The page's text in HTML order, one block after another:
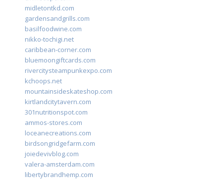
midletontkd.com
gardensandgrills.com
basilfoodwine.com
nikko-tochigi.net
caribbean-corner.com
bluemoongiftcards.com
rivercitysteampunkexpo.com
kchoops.net
mountainsideskateshop.com
kirtlandcitytavern.com
301nutritionspot.com
ammos-stores.com
loceanecreations.com
birdsongridgefarm.com
joiedevivblog.com
valera-amsterdam.com
libertybrandhemp.com